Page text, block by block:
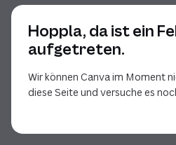
Hoppla, da ist ein
aufgetreten.
Wir können Canva im Moment
diese Seite und versuche es